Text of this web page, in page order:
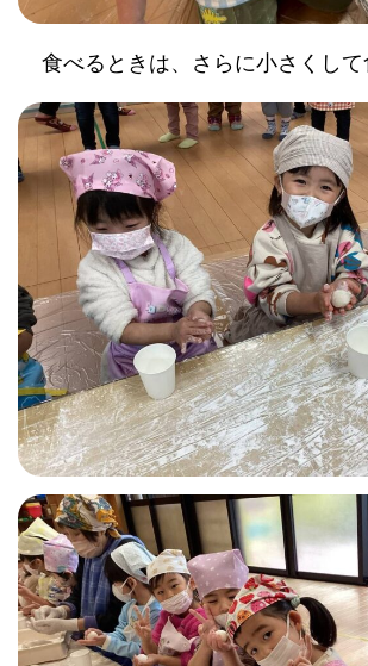
食べるときは、さらに小さくして